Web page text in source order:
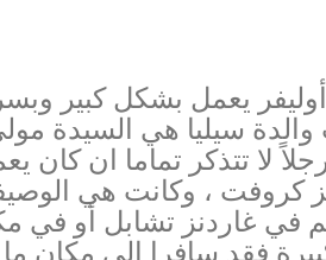
يعمل بشكل كبير
والدة سيليا هي السيدة
لا تتذكر تماما ان كان
كروفت ، وكانت هي
في غاردنز تشابل أو في
فقد سافرا إلى مكان